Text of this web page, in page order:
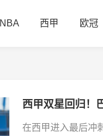
NBA 西甲 欧冠
在西甲进入最后冲